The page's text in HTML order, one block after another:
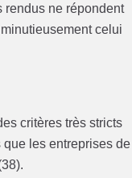
rendus ne répondent
celui
critères très stricts
les entreprises de